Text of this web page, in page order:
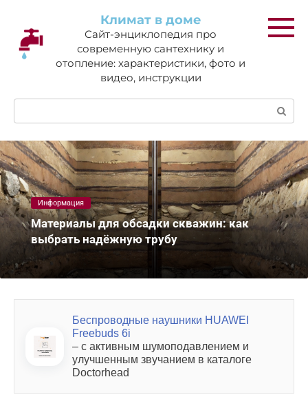
контенту
Климат в доме
Сайт-энциклопедия про
современную сантехнику и
отопление: характеристики, фото и
видео, инструкции
Поиск:
Информация
Материалы для обсадки скважин: как
выбрать надёжную трубу
Беспроводные наушники HUAWEI
Freebuds 6i
– с активным шумоподавлением и
улучшенным звучанием в каталоге
Doctorhead